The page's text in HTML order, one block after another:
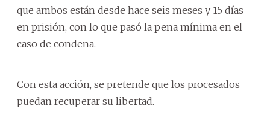
que ambos están desde hace seis meses y 15 días
en prisión, con lo que pasó la pena mínima en el
caso de condena.
Con esta acción, se pretende que los procesados
puedan recuperar su libertad.